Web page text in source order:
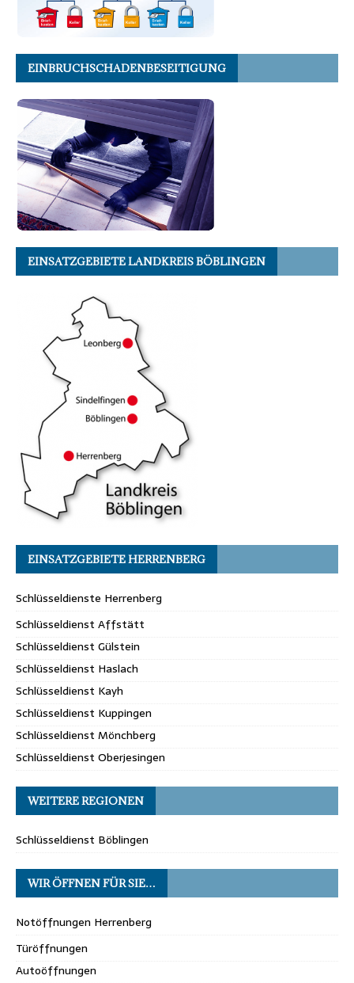
EINBRUCHSCHADENBESEITIGUNG
EINSATZGEBIETE LANDKREIS BÖBLINGEN
EINSATZGEBIETE HERRENBERG
Schlüsseldienste Herrenberg
Schlüsseldienst Affstätt
Schlüsseldienst Gülstein
Schlüsseldienst Haslach
Schlüsseldienst Kayh
Schlüsseldienst Kuppingen
Schlüsseldienst Mönchberg
Schlüsseldienst Oberjesingen
WEITERE REGIONEN
Schlüsseldienst Böblingen
WIR ÖFFNEN FÜR SIE…
Notöffnungen Herrenberg
Türöffnungen
Autoöffnungen